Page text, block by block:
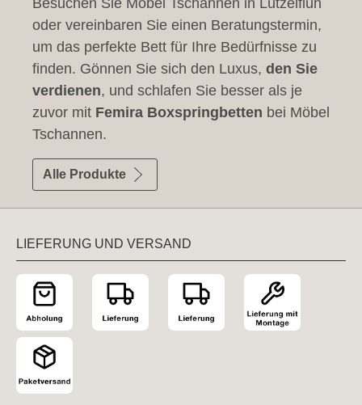
Besuchen Sie Möbel Tschannen in Lützelflüh
oder vereinbaren Sie einen Beratungstermin,
um das perfekte Bett für Ihre Bedürfnisse zu
finden. Gönnen Sie sich den Luxus, den Sie
verdienen, und schlafen Sie besser als je
zuvor mit Femira Boxspringbetten bei Möbel
Tschannen.
Alle Produkte
LIEFERUNG UND VERSAND